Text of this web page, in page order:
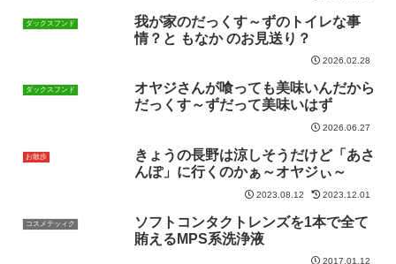
ダックスフンド
我が家のだっくす～ずのトイレな事
情？と もなか のお見送り？
2026.02.28
ダックスフンド
オヤジさんが喰っても美味いんだから
だっくす～ずだって美味いはず
2026.06.27
お散歩
きょうの長野は涼しそうだけど「あさ
んぽ」に行くのかぁ～オヤジぃ～
2023.08.12 2023.12.01
コスメテッィク
ソフトコンタクトレンズを1本で全て
賄えるMPS系洗浄液
2017.01.12